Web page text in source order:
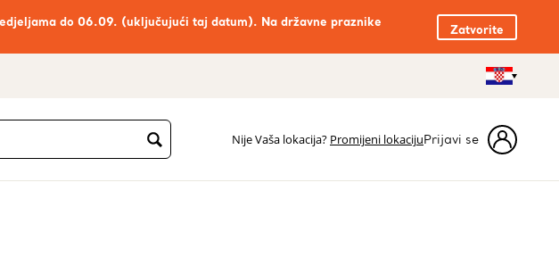
do 06.09. (uključujući taj datum). Na državne praznike
Zatvorite
Nije Vaša lokacija? Promijeni lokacijuPrijavi se